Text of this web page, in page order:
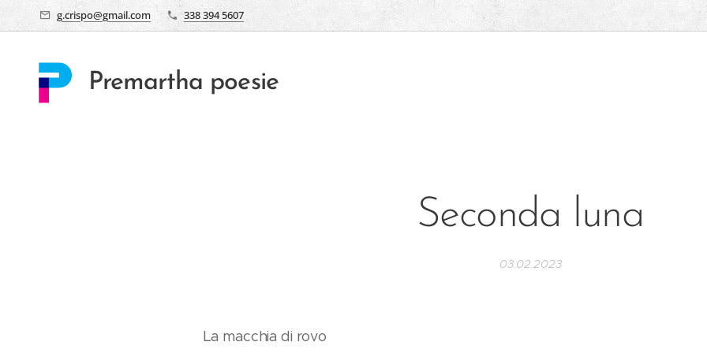
g.crispo@gmail.com 338 394 5607
Premartha poesie
Seconda luna
03.02.2023
La macchia di rovo